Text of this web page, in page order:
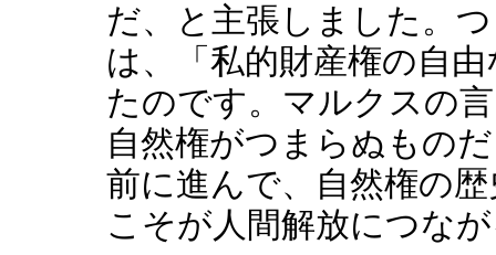
だ、と主張しました。
は、「私的財産権の自
たのです。マルクスの
自然権がつまらぬもの
前に進んで、自然権の
こそが人間解放につな